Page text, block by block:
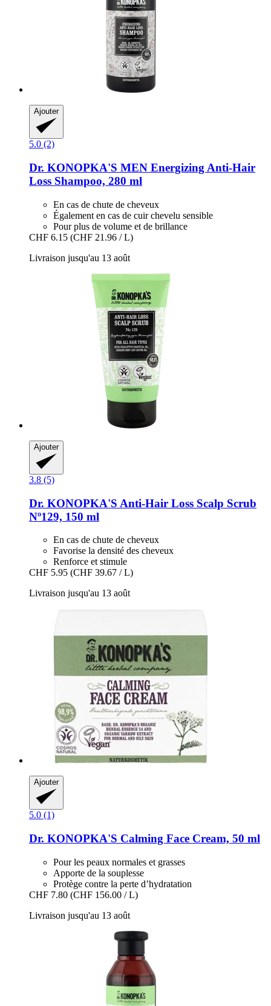
Ajouter
5.0 (2)
Dr. KONOPKA'S MEN Energizing Anti-​Hair
Loss Shampoo, 280 ml
En cas de chute de cheveux
Également en cas de cuir chevelu sensible
Pour plus de volume et de brillance
CHF 6.15 (CHF 21.96 / L)
Livraison jusqu'au 13 août
Ajouter
3.8 (5)
Dr. KONOPKA'S Anti-​Hair Loss Scalp Scrub
Nº129, 150 ml
En cas de chute de cheveux
Favorise la densité des cheveux
Renforce et stimule
CHF 5.95 (CHF 39.67 / L)
Livraison jusqu'au 13 août
Ajouter
5.0 (1)
Dr. KONOPKA'S Calming Face Cream, 50 ml
Pour les peaux normales et grasses
Apporte de la souplesse
Protège contre la perte d’hydratation
CHF 7.80 (CHF 156.00 / L)
Livraison jusqu'au 13 août